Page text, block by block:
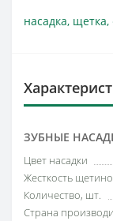
насадка, щетка,
ЗУБНЫЕ
Цвет насадки
Жесткость
Количество, шт.
Страна